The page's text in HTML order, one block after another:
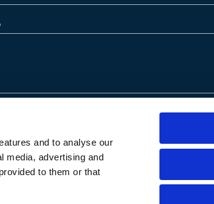
and to analyse our
media, advertising and
to them or that